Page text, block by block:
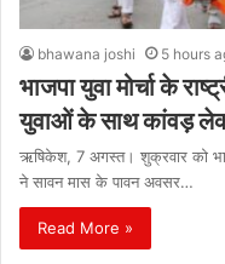
bhawana joshi 5 hours
भाजपा युवा मोर्चा के
युवाओं के साथ कांवड़
ऋषिकेश, 7 अगस्त। शुक्रवार को
ने सावन मास के पावन अवसर…
Read More »